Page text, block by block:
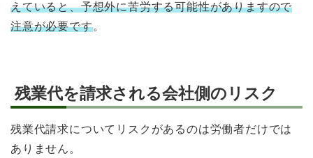
えていると、予想外に苦労する可能性がありますので
注意が必要です。
残業代を請求される会社側のリスク
残業代請求についてリスクがあるのは労働者だけでは
ありません。